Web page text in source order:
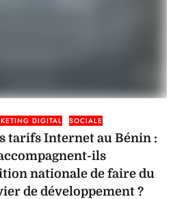
DIGITAL SOCIALE
tarifs Internet au Bénin :
ils
nationale de faire du
de développement ?